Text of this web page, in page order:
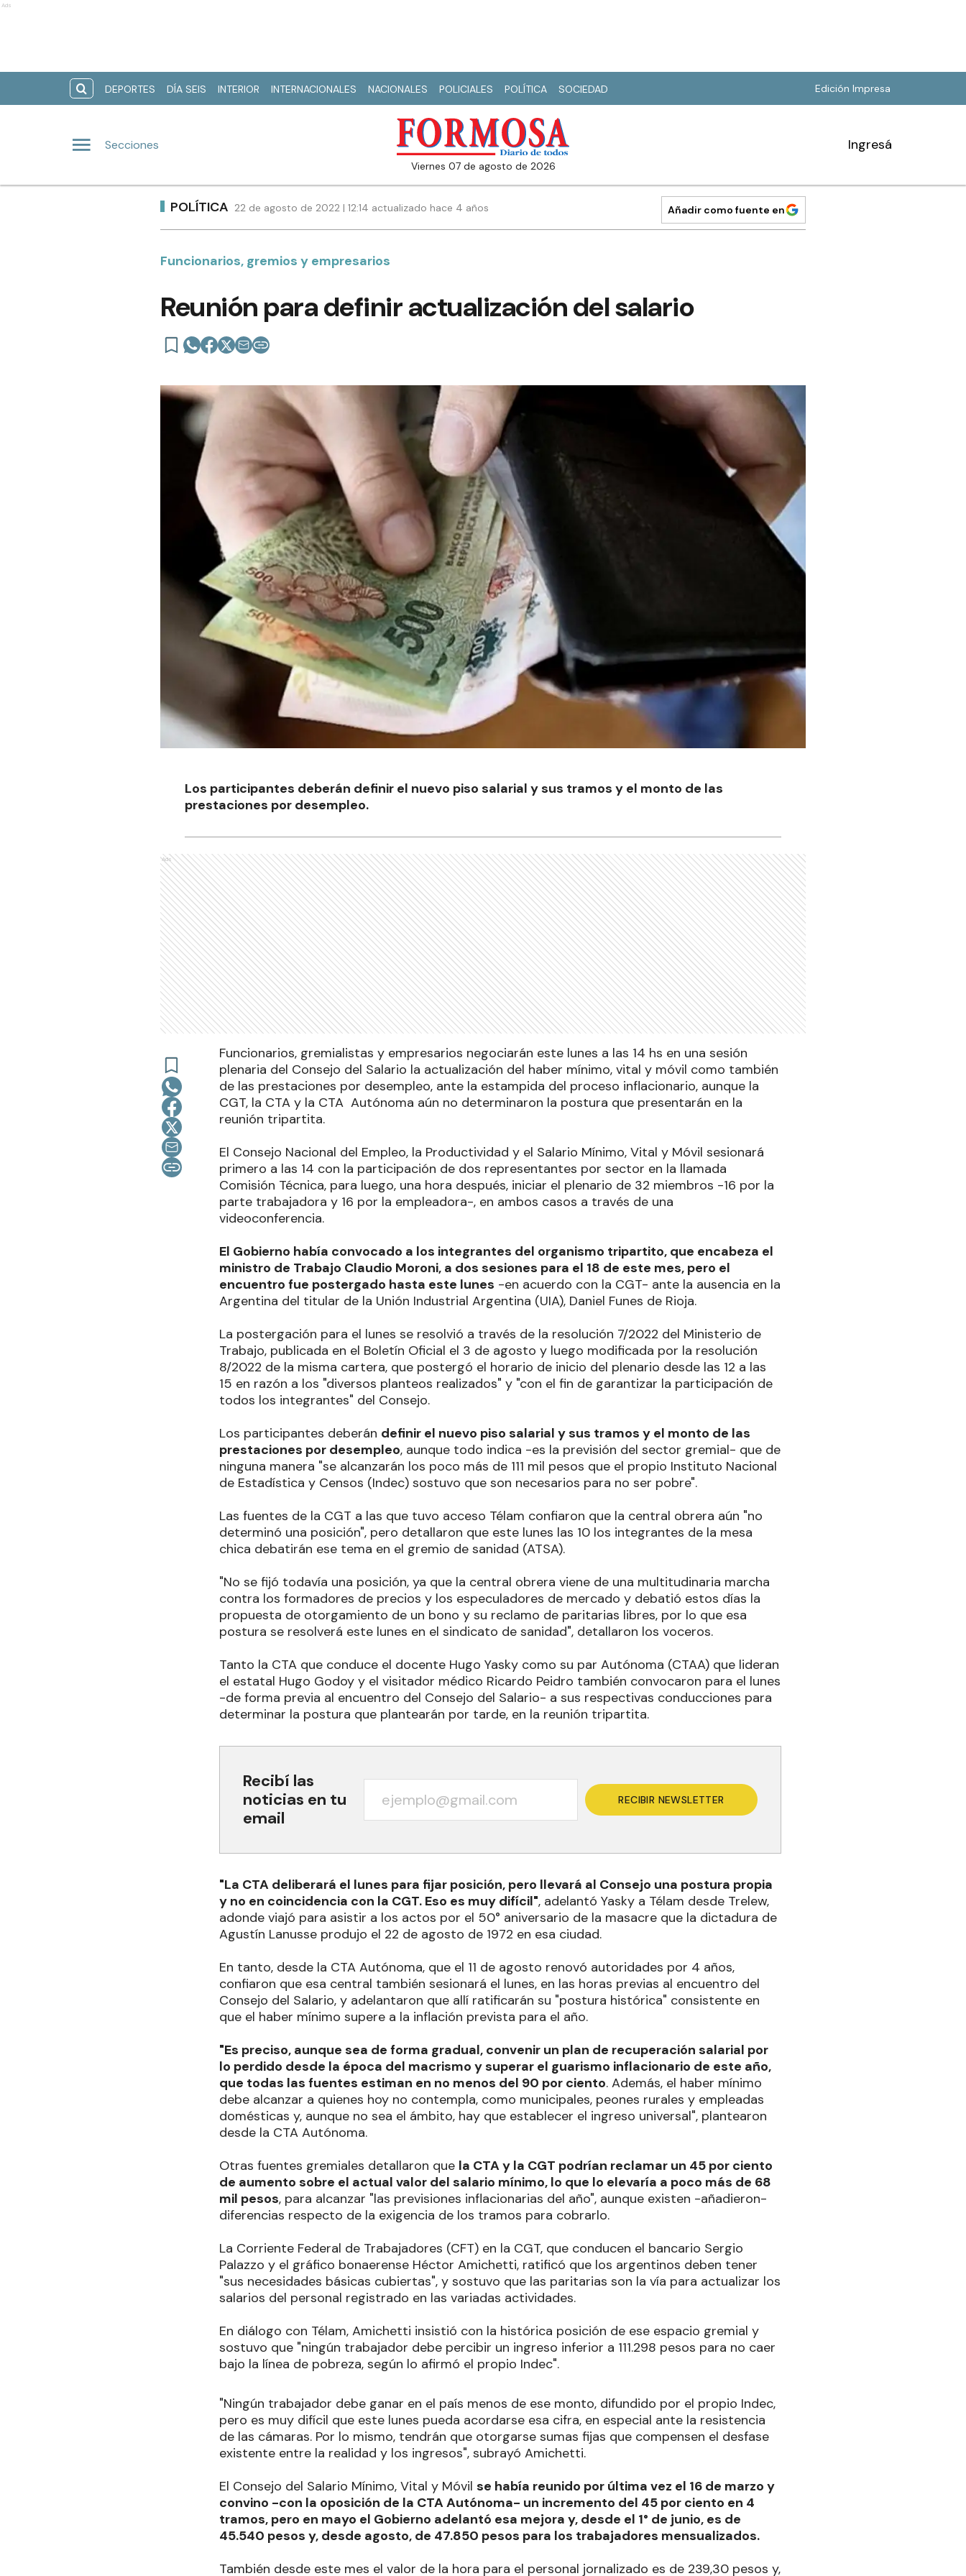
Ads
DEPORTES DÍA SEIS INTERIOR INTERNACIONALES NACIONALES POLICIALES POLÍTICA SOCIEDAD Edición Impresa
Secciones
viernes 07 de agosto de 2026
Ingresá
POLÍTICA 22 de agosto de 2022 | 12:14 actualizado hace 4 años Añadir como fuente en
Funcionarios, gremios y empresarios
Reunión para definir actualización del salario
Los participantes deberán definir el nuevo piso salarial y sus tramos y el monto de las
prestaciones por desempleo.
Ads
Funcionarios, gremialistas y empresarios negociarán este lunes a las 14 hs en una sesión
plenaria del Consejo del Salario la actualización del haber mínimo, vital y móvil como también
de las prestaciones por desempleo, ante la estampida del proceso inflacionario, aunque la
CGT, la CTA y la CTA Autónoma aún no determinaron la postura que presentarán en la
reunión tripartita.
El Consejo Nacional del Empleo, la Productividad y el Salario Mínimo, Vital y Móvil sesionará
primero a las 14 con la participación de dos representantes por sector en la llamada
Comisión Técnica, para luego, una hora después, iniciar el plenario de 32 miembros -16 por la
parte trabajadora y 16 por la empleadora-, en ambos casos a través de una
videoconferencia.
El Gobierno había convocado a los integrantes del organismo tripartito, que encabeza el
ministro de Trabajo Claudio Moroni, a dos sesiones para el 18 de este mes, pero el
encuentro fue postergado hasta este lunes -en acuerdo con la CGT- ante la ausencia en la
Argentina del titular de la Unión Industrial Argentina (UIA), Daniel Funes de Rioja.
La postergación para el lunes se resolvió a través de la resolución 7/2022 del Ministerio de
Trabajo, publicada en el Boletín Oficial el 3 de agosto y luego modificada por la resolución
8/2022 de la misma cartera, que postergó el horario de inicio del plenario desde las 12 a las
15 en razón a los "diversos planteos realizados" y "con el fin de garantizar la participación de
todos los integrantes" del Consejo.
Los participantes deberán definir el nuevo piso salarial y sus tramos y el monto de las
prestaciones por desempleo, aunque todo indica -es la previsión del sector gremial- que de
ninguna manera "se alcanzarán los poco más de 111 mil pesos que el propio Instituto Nacional
de Estadística y Censos (Indec) sostuvo que son necesarios para no ser pobre".
Las fuentes de la CGT a las que tuvo acceso Télam confiaron que la central obrera aún "no
determinó una posición", pero detallaron que este lunes las 10 los integrantes de la mesa
chica debatirán ese tema en el gremio de sanidad (ATSA).
"No se fijó todavía una posición, ya que la central obrera viene de una multitudinaria marcha
contra los formadores de precios y los especuladores de mercado y debatió estos días la
propuesta de otorgamiento de un bono y su reclamo de paritarias libres, por lo que esa
postura se resolverá este lunes en el sindicato de sanidad", detallaron los voceros.
Tanto la CTA que conduce el docente Hugo Yasky como su par Autónoma (CTAA) que lideran
el estatal Hugo Godoy y el visitador médico Ricardo Peidro también convocaron para el lunes
-de forma previa al encuentro del Consejo del Salario- a sus respectivas conducciones para
determinar la postura que plantearán por tarde, en la reunión tripartita.
Recibí las
noticias en tu
email
RECIBIR NEWSLETTER
"La CTA deliberará el lunes para fijar posición, pero llevará al Consejo una postura propia
y no en coincidencia con la CGT. Eso es muy difícil", adelantó Yasky a Télam desde Trelew,
adonde viajó para asistir a los actos por el 50° aniversario de la masacre que la dictadura de
Agustín Lanusse produjo el 22 de agosto de 1972 en esa ciudad.
En tanto, desde la CTA Autónoma, que el 11 de agosto renovó autoridades por 4 años,
confiaron que esa central también sesionará el lunes, en las horas previas al encuentro del
Consejo del Salario, y adelantaron que allí ratificarán su "postura histórica" consistente en
que el haber mínimo supere a la inflación prevista para el año.
"Es preciso, aunque sea de forma gradual, convenir un plan de recuperación salarial por
lo perdido desde la época del macrismo y superar el guarismo inflacionario de este año,
que todas las fuentes estiman en no menos del 90 por ciento. Además, el haber mínimo
debe alcanzar a quienes hoy no contempla, como municipales, peones rurales y empleadas
domésticas y, aunque no sea el ámbito, hay que establecer el ingreso universal", plantearon
desde la CTA Autónoma.
Otras fuentes gremiales detallaron que la CTA y la CGT podrían reclamar un 45 por ciento
de aumento sobre el actual valor del salario mínimo, lo que lo elevaría a poco más de 68
mil pesos, para alcanzar "las previsiones inflacionarias del año", aunque existen -añadieron-
diferencias respecto de la exigencia de los tramos para cobrarlo.
La Corriente Federal de Trabajadores (CFT) en la CGT, que conducen el bancario Sergio
Palazzo y el gráfico bonaerense Héctor Amichetti, ratificó que los argentinos deben tener
"sus necesidades básicas cubiertas", y sostuvo que las paritarias son la vía para actualizar los
salarios del personal registrado en las variadas actividades.
En diálogo con Télam, Amichetti insistió con la histórica posición de ese espacio gremial y
sostuvo que "ningún trabajador debe percibir un ingreso inferior a 111.298 pesos para no caer
bajo la línea de pobreza, según lo afirmó el propio Indec".
"Ningún trabajador debe ganar en el país menos de ese monto, difundido por el propio Indec,
pero es muy difícil que este lunes pueda acordarse esa cifra, en especial ante la resistencia
de las cámaras. Por lo mismo, tendrán que otorgarse sumas fijas que compensen el desfase
existente entre la realidad y los ingresos", subrayó Amichetti.
El Consejo del Salario Mínimo, Vital y Móvil se había reunido por última vez el 16 de marzo y
convino -con la oposición de la CTA Autónoma- un incremento del 45 por ciento en 4
tramos, pero en mayo el Gobierno adelantó esa mejora y, desde el 1° de junio, es de
45.540 pesos y, desde agosto, de 47.850 pesos para los trabajadores mensualizados.
También desde este mes el valor de la hora para el personal jornalizado es de 239,30 pesos y,